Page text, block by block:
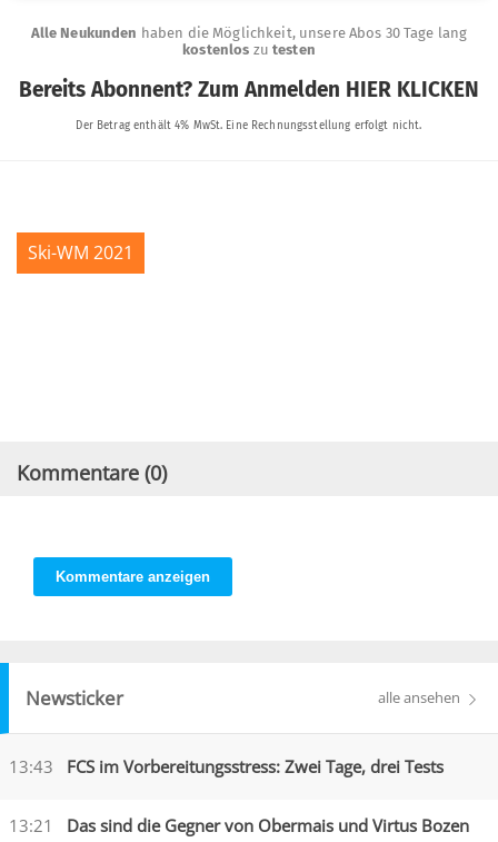
Ski-WM 2021
Kommentare (0)
Kommentare anzeigen
Newsticker alle ansehen
13:43 FCS im Vorbereitungsstress: Zwei Tage, drei Tests
13:21 Das sind die Gegner von Obermais und Virtus Bozen